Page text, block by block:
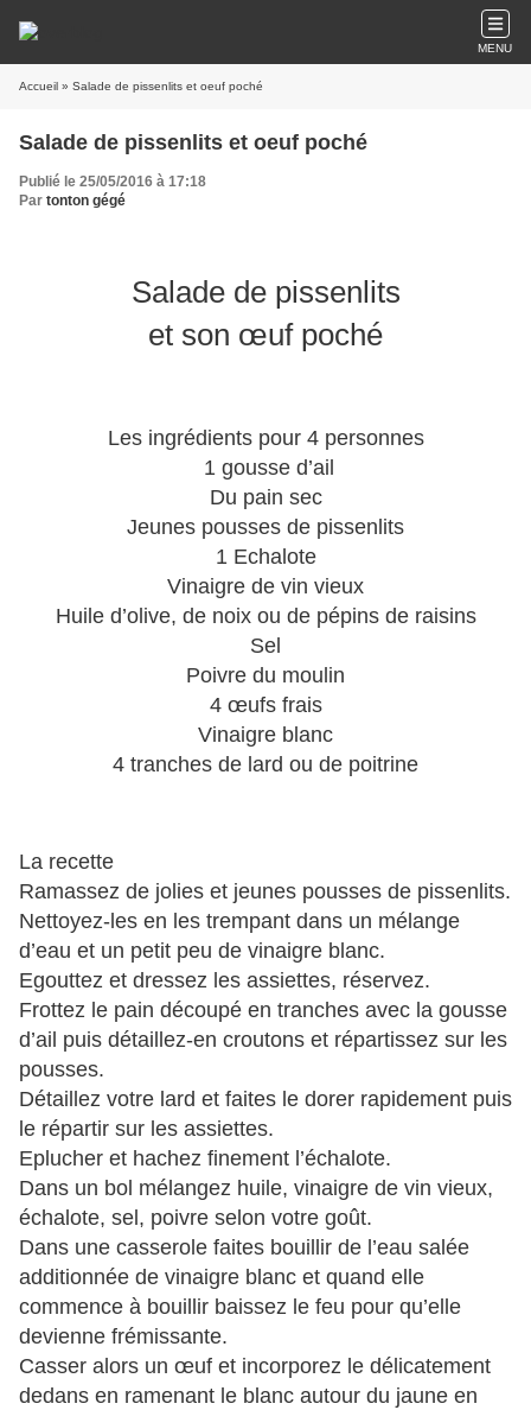
MENU
Accueil » Salade de pissenlits et oeuf poché
Salade de pissenlits et oeuf poché
Publié le 25/05/2016 à 17:18
Par tonton gégé
Salade de pissenlits
et son œuf poché
Les ingrédients pour 4 personnes
1 gousse d’ail
Du pain sec
Jeunes pousses de pissenlits
1 Echalote
Vinaigre de vin vieux
Huile d’olive, de noix ou de pépins de raisins
Sel
Poivre du moulin
4 œufs frais
Vinaigre blanc
4 tranches de lard ou de poitrine
La recette
Ramassez de jolies et jeunes pousses de pissenlits.
Nettoyez-les en les trempant dans un mélange
d’eau et un petit peu de vinaigre blanc.
Egouttez et dressez les assiettes, réservez.
Frottez le pain découpé en tranches avec la gousse
d’ail puis détaillez-en croutons et répartissez sur les
pousses.
Détaillez votre lard et faites le dorer rapidement puis
le répartir sur les assiettes.
Eplucher et hachez finement l’échalote.
Dans un bol mélangez huile, vinaigre de vin vieux,
échalote, sel, poivre selon votre goût.
Dans une casserole faites bouillir de l’eau salée
additionnée de vinaigre blanc et quand elle
commence à bouillir baissez le feu pour qu’elle
devienne frémissante.
Casser alors un œuf et incorporez le délicatement
dedans en ramenant le blanc autour du jaune en